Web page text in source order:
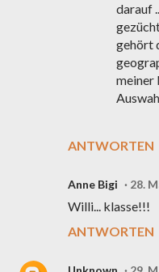
ANTWORTEN
darauf
gehört
meiner
Anne Bigi 28.
Willi... klasse!!!
ANTWORTEN